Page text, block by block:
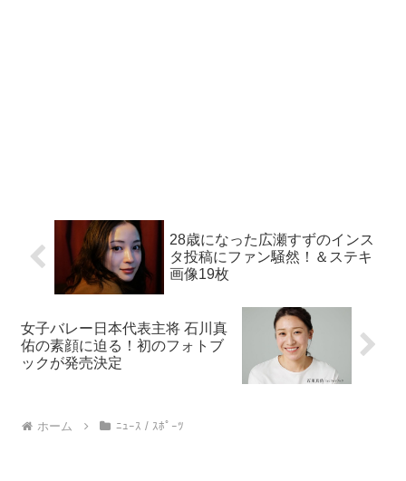
28歳になった広瀬すずのインス
タ投稿にファン騒然！＆ステキ
画像19枚
女子バレー日本代表主将 石川真
佑の素顔に迫る！初のフォトブ
ックが発売決定
ホーム ﾆｭｰｽ / ｽﾎﾟｰﾂ